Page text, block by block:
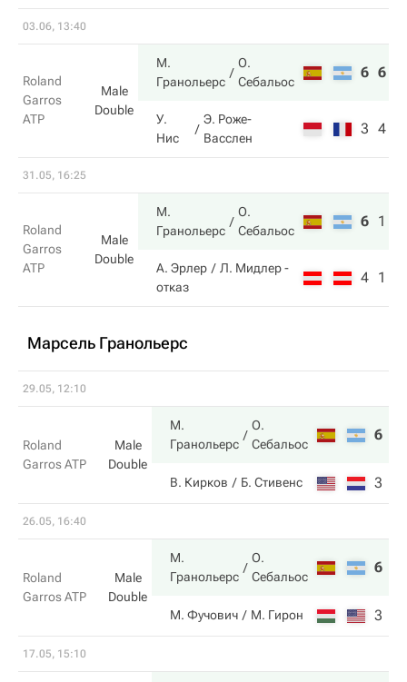
03.06, 13:40
Roland
Garros
ATP
Male
Double
М.
Гранольерс
О.
Себальос
6 6
У.
Нис
Э. Роже-
Васслен
3 4
31.05, 16:25
Roland
Garros
ATP
Male
Double
М.
Гранольерс
О.
Себальос
6 1
А. Эрлер Л. Мидлер-
отказ
4 1
Марсель Гранольерс
29.05, 12:10
Roland
Garros ATP
Male
Double
М.
Гранольерс
О.
Себальос
6
В. Кирков Б. Стивенс 3
26.05, 16:40
Roland
Garros ATP
Male
Double
М.
Гранольерс
О.
Себальос
6
М. Фучович М. Гирон 3
17.05, 15:10